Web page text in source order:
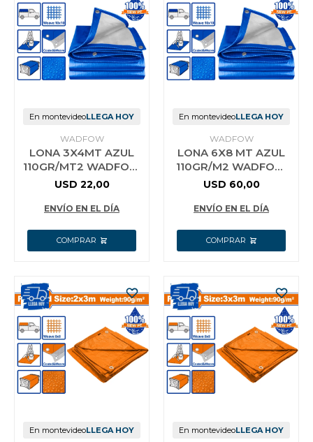
En montevideoLLEGA HOY
WADFOW
LONA 3X4MT AZUL
110GR/MT2 WADFOW
WTQ1834
USD 22,00
ENVÍO EN EL DÍA
En montevideoLLEGA HOY
WADFOW
LONA 6X8 MT AZUL
110GR/M2 WADFOW
WTQ1868
USD 60,00
ENVÍO EN EL DÍA
En montevideoLLEGA HOY En montevideoLLEGA HOY